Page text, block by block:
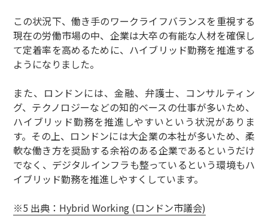
この状況下、働き手のワークライフバランスを重視する
現在の労働市場の中、企業は大卒の有能な人材を確保し
て定着率を高めるために、ハイブリッド勤務を推進する
ようになりました。
また、ロンドンには、金融、弁護士、コンサルティン
グ、テクノロジーなどの知的ベースの仕事が多いため、
ハイブリッド勤務を推進しやすいという状況がありま
す。その上、ロンドンには大企業の本社が多いため、柔
軟な働き方を奨励する余裕のある企業であるというだけ
でなく、デジタルインフラも整っているという環境もハ
イブリッド勤務を推進しやすくしています。
※5 出典：Hybrid Working (ロンドン市議会)